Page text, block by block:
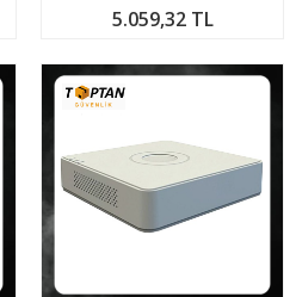
5.059,32 TL